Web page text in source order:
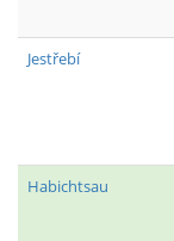
Jestřebí
Habichtsau